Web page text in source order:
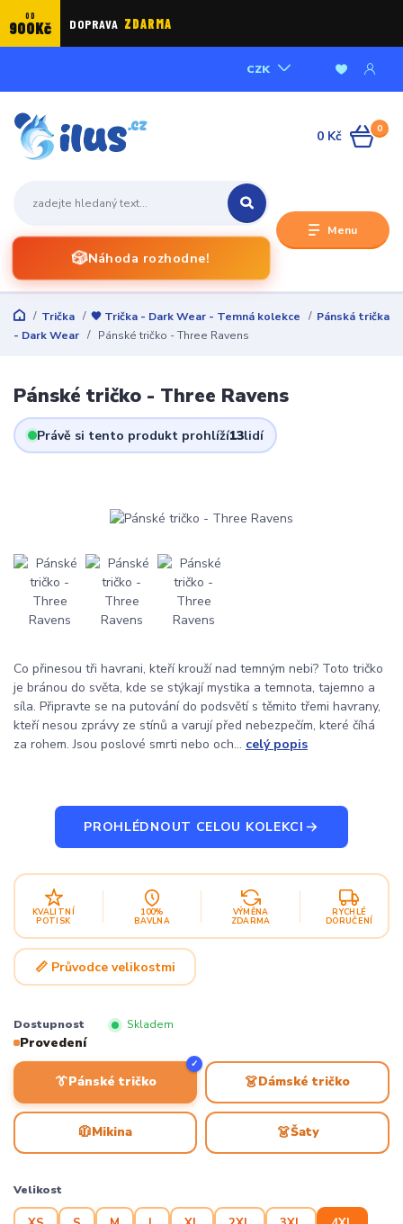
OD
900Kč DOPRAVA ZDARMA
Menu
CZK
🎲Náhoda rozhodne!
0
0 Kč
Trička 🖤 Trička - Dark Wear - Temná kolekce
Pánská trička
- Dark Wear
Pánské tričko - Three Ravens
Pánské tričko - Three Ravens
Právě si tento produkt prohlíží13lidí
Co přinesou tři havrani, kteří krouží nad temným nebi? Toto tričko
je bránou do světa, kde se stýkají mystika a temnota, tajemno a
síla. Připravte se na putování do podsvětí s těmito třemi havrany,
kteří nesou zprávy ze stínů a varují před nebezpečím, které číhá
za rohem. Jsou poslové smrti nebo och... celý popis
PROHLÉDNOUT CELOU KOLEKCI
KVALITNÍ
POTISK
100%
BAVLNA
VÝMĚNA
ZDARMA
RYCHLÉ
DORUČENÍ
📏 Průvodce velikostmi
Dostupnost Skladem
Provedení
👔Pánské tričko
✓
👗Dámské tričko
🧥Mikina 👗Šaty
Velikost